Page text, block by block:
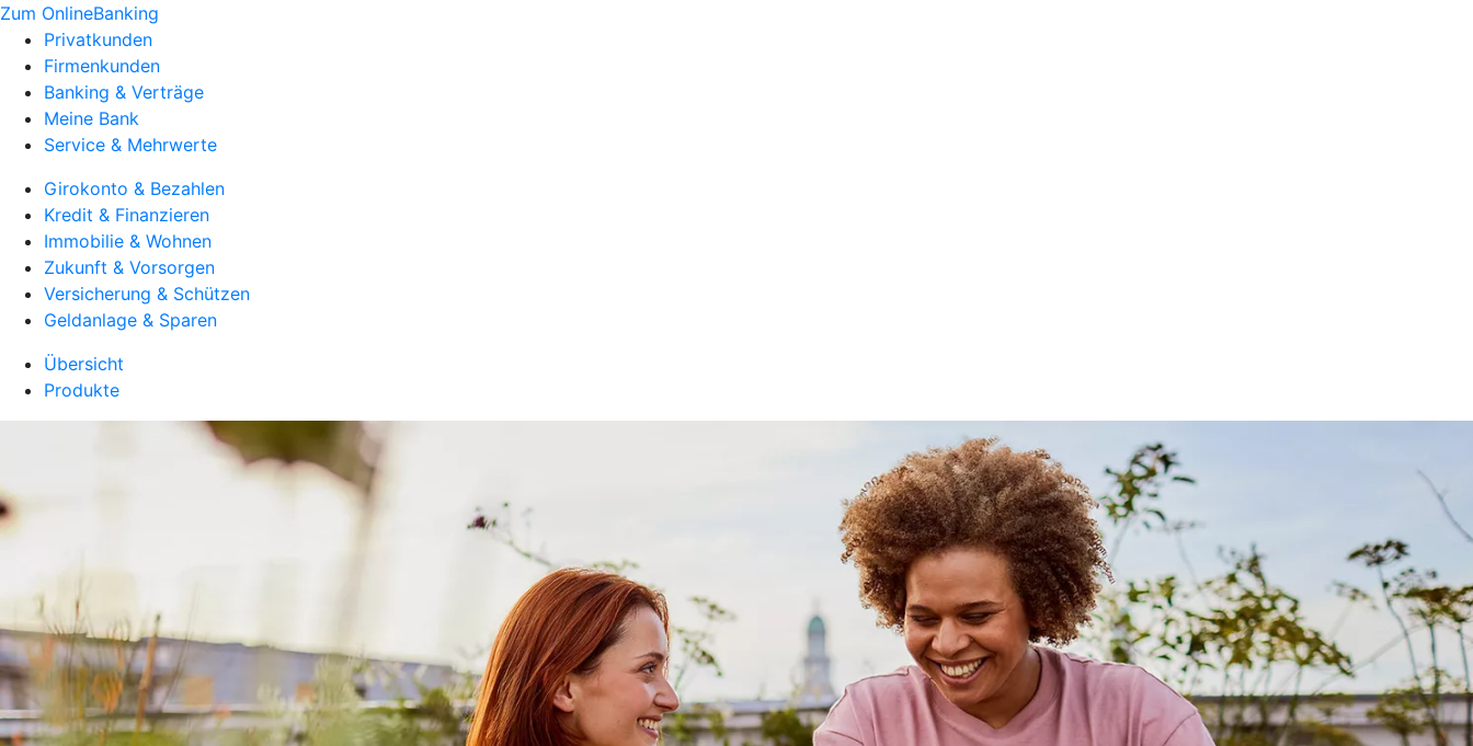
Zum OnlineBanking
Privatkunden
Firmenkunden
Banking & Verträge
Meine Bank
Service & Mehrwerte
Girokonto & Bezahlen
Kredit & Finanzieren
Immobilie & Wohnen
Zukunft & Vorsorgen
Versicherung & Schützen
Geldanlage & Sparen
Übersicht
Produkte